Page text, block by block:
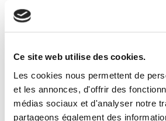
Ce site web utilise des cookies.
Les cookies nous permettent de
et les annonces, d'offrir des
médias sociaux et d'analyser notre
partageons également des
Il convient de noter que la
1ermars 2007. Toute procédure
depuis interdite.
L’Agence Française de
accréditation le 30 septembre